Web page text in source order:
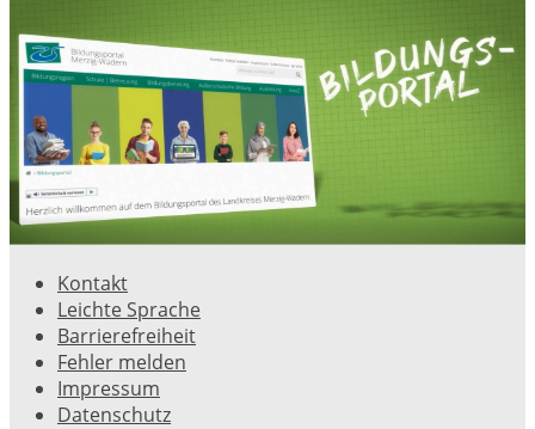
Kontakt
Leichte Sprache
Barrierefreiheit
Fehler melden
Impressum
Datenschutz